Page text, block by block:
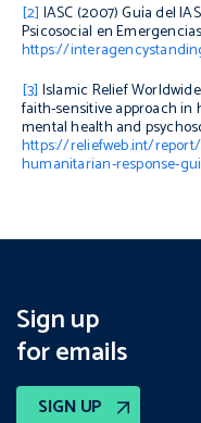
[2] IASC (2007)Guía del
Psicosocial en
https://
[3] Islamic Relief
faith-sensitive approach in
mental health and
https://reliefweb.int/
humanitarian-response-
Sign up
for emails
SIGN UP